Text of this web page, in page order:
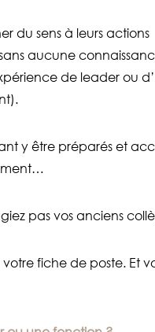
du sens à leurs actions
aucune
de leader ou
y être préparés et
pas vos anciens
fiche de poste. Et